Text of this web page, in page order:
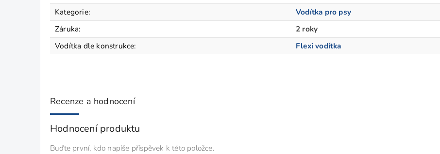
Kategorie:
Vodítka pro psy
Záruka:
2 roky
Vodítka dle konstrukce: Flexi vodítka
Recenze a hodnocení
Hodnocení produktu
Buďte první, kdo napíše příspěvek k této položce.